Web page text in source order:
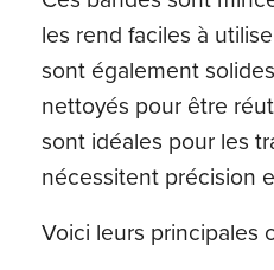
les rend faciles à
sont également
nettoyés pour être
sont idéales pour les
nécessitent précision
Voici leurs principales